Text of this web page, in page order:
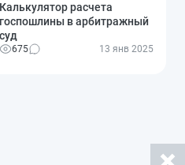
Калькулятор расчета
госпошлины в арбитражный
суд
675 13 янв 2025